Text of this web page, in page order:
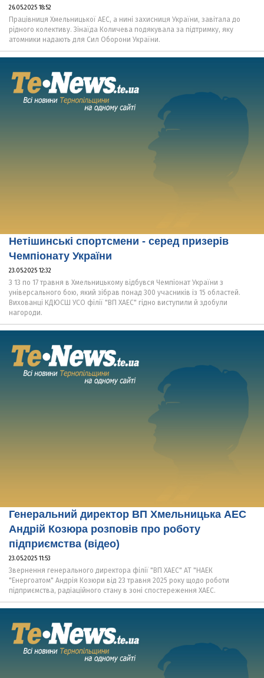
26.05.2025 18:52
Працівниця Хмельницької АЕС, а нині захисниця України, завітала до
рідного колективу. Зінаїда Количева подякувала за підтримку, яку
атомники надають для Сил Оборони України.
Нетішинські спортсмени - серед призерів
Чемпіонату України
23.05.2025 12:32
З 13 по 17 травня в Хмельницькому відбувся Чемпіонат України з
універсального бою, який зібрав понад 300 учасників із 15 областей.
Вихованці КДЮСШ УСО філії "ВП ХАЕС" гідно виступили й здобули
нагороди.
Генеральний директор ВП Хмельницька АЕС
Андрій Козюра розповів про роботу
підприємства (відео)
23.05.2025 11:53
Звернення генерального директора філії "ВП ХАЕС" АТ "НАЕК
"Енергоатом" Андрія Козюри від 23 травня 2025 року щодо роботи
підприємства, радіаційного стану в зоні спостереження ХАЕС.